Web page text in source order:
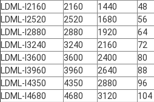
LDML-I2160 2160 1440 48
LDML-I2520
2520 1680 56
LDML-I2880
2880 1920 64
LDML-I3240
3240 2160 72
LDML-I3600
3600 2400 80
LDML-I3960
3960 2640 88
LDML-I4350
4350 2880 96
LDML-I4680
4680 3120 104